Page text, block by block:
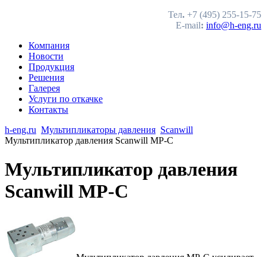
Тел. +7 (495) 255-15-75
E-mail: info@h-eng.ru
Компания
Новости
Продукция
Решения
Галерея
Услуги по откачке
Контакты
h-eng.ru Мультипликаторы давления Scanwill
Мультипликатор давления Scanwill MP-С
Мультипликатор давления
Scanwill MP-С